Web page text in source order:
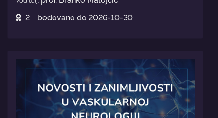
2
bodovano do 2026-10-30